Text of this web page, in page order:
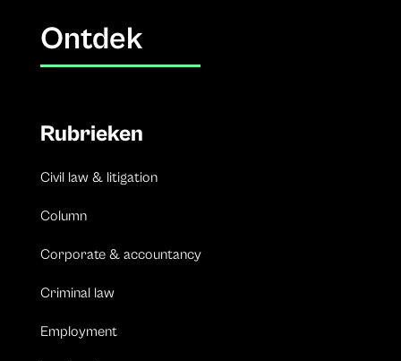
Ontdek
Rubrieken
Civil law & litigation
Column
Corporate & accountancy
Criminal law
Employment